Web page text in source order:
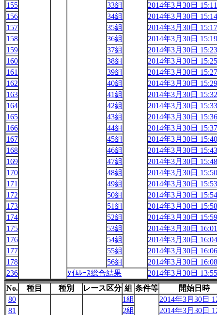
155
33組
2014年3月30日 15:11
156
34組
2014年3月30日 15:14
157
35組
2014年3月30日 15:17
158
36組
2014年3月30日 15:19
159
37組
2014年3月30日 15:23
160
38組
2014年3月30日 15:25
161
39組
2014年3月30日 15:27
162
40組
2014年3月30日 15:29
163
41組
2014年3月30日 15:32
164
42組
2014年3月30日 15:33
165
43組
2014年3月30日 15:36
166
44組
2014年3月30日 15:37
167
45組
2014年3月30日 15:40
168
46組
2014年3月30日 15:43
169
47組
2014年3月30日 15:48
170
48組
2014年3月30日 15:50
171
49組
2014年3月30日 15:53
172
50組
2014年3月30日 15:54
173
51組
2014年3月30日 15:58
174
52組
2014年3月30日 15:59
175
53組
2014年3月30日 16:01
176
54組
2014年3月30日 16:04
177
55組
2014年3月30日 16:06
178
56組
2014年3月30日 16:08
236
ﾀｲﾑﾚｰｽ総合結果
2014年3月30日 13:55
No.
種目 種別 レース区分 組 条件等
開始日時
80
1組
2014年3月30日
81
2組
2014年3月30日